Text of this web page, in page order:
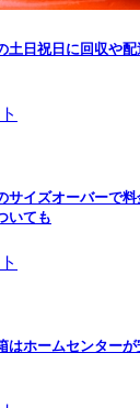
土日祝日に回収や
サイズオーバーで
いても
はホームセンター